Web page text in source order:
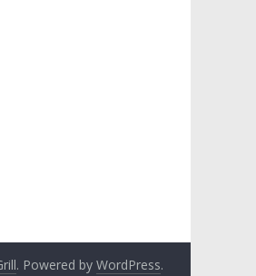
. Powered by WordPress.